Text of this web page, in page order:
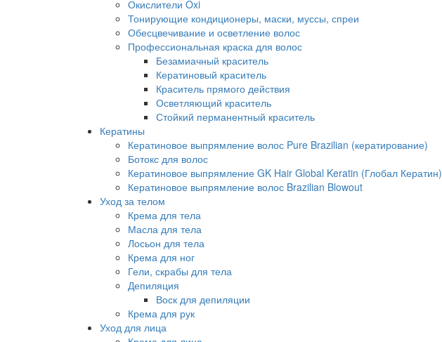
Окислители Oxi
Тонирующие кондиционеры, маски, муссы, спреи
Обесцвечивание и осветление волос
Профессиональная краска для волос
Безамиачный краситель
Кератиновый краситель
Краситель прямого действия
Осветляющий краситель
Стойкий перманентный краситель
Кератины
Кератиновое выпрямление волос Pure Brazilian (кератирование)
Ботокс для волос
Кератиновое выпрямление GK Hair Global Keratin (Глобал Кератин)
Кератиновое выпрямление волос Brazilian Blowout
Уход за телом
Крема для тела
Масла для тела
Лосьон для тела
Крема для ног
Гели, скрабы для тела
Депиляция
Воск для депиляции
Крема для рук
Уход для лица